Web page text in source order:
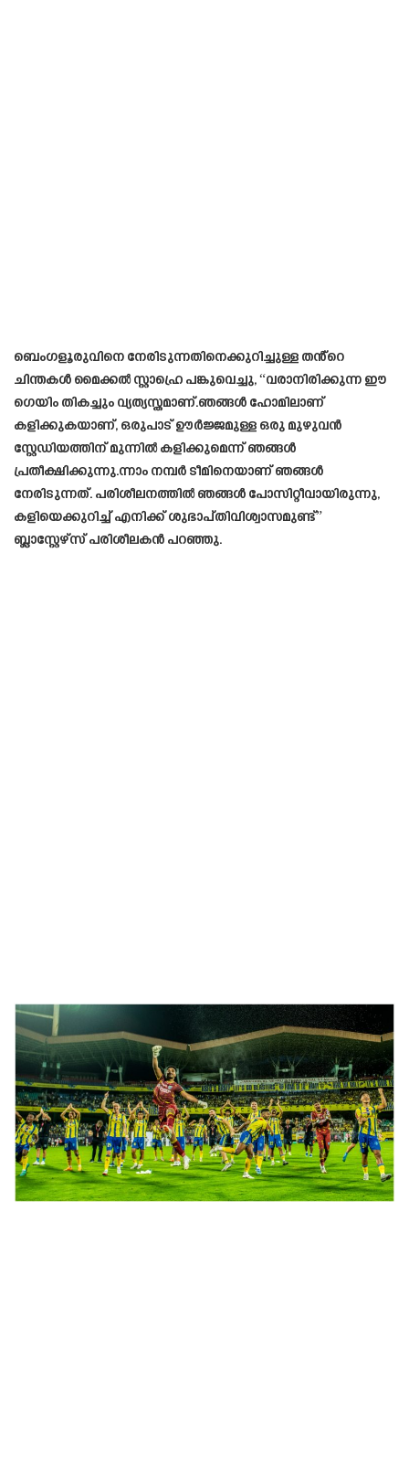
ബെംഗളൂരുവിനെ നേരിടുന്നതിനെക്കുറിച്ചുള്ള തൻ്റെ
ചിന്തകൾ മൈക്കൽ സ്റ്റാഹ്രെ പങ്കുവെച്ചു, “വരാനിരിക്കുന്ന ഈ
ഗെയിം തികച്ചും വ്യത്യസ്തമാണ്.ഞങ്ങൾ ഹോമിലാണ്
കളിക്കുകയാണ്, ഒരുപാട് ഊർജ്ജമുള്ള ഒരു മുഴുവൻ
സ്റ്റേഡിയത്തിന് മുന്നിൽ കളിക്കുമെന്ന് ഞങ്ങൾ
പ്രതീക്ഷിക്കുന്നു.ന്നാം നമ്പർ ടീമിനെയാണ് ഞങ്ങൾ
നേരിടുന്നത്. പരിശീലനത്തിൽ ഞങ്ങൾ പോസിറ്റീവായിരുന്നു,
കളിയെക്കുറിച്ച് എനിക്ക് ശുഭാപ്തിവിശ്വാസമുണ്ട്”
ബ്ലാസ്റ്റേഴ്‌സ് പരിശീലകൻ പറഞ്ഞു.